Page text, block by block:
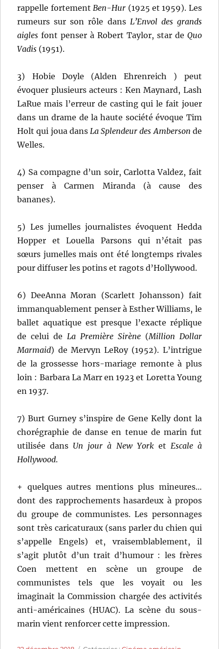
rappelle fortementBen-Hur (1925 et 1959). Les
rumeurs sur son rôle dans L’Envol des grands
aigles font penser à Robert Taylor, star de Quo
Vadis (1951).
3) Hobie Doyle (Alden Ehrenreich ) peut
évoquer plusieurs acteurs : Ken Maynard, Lash
LaRue mais l’erreur de casting qui le fait jouer
dans un drame de la haute société évoque Tim
Holt qui joua dans La Splendeur des Amberson de
Welles.
4) Sa compagne d’un soir, Carlotta Valdez, fait
penser à Carmen Miranda (à cause des
bananes).
5) Les jumelles journalistes évoquent Hedda
Hopper et Louella Parsons qui n’était pas
sœurs jumelles mais ont été longtemps rivales
pour diffuser les potins et ragots d’Hollywood.
6) DeeAnna Moran (Scarlett Johansson) fait
immanquablement penser à Esther Williams, le
ballet aquatique est presque l’exacte réplique
de celui deLa Première Sirène(Million Dollar
Marmaid) de Mervyn LeRoy (1952). L’intrigue
de la grossesse hors-mariage remonte à plus
loin : Barbara La Marr en 1923 et Loretta Young
en 1937.
7) Burt Gurney s’inspire de Gene Kelly dont la
chorégraphie de danse en tenue de marin fut
utilisée dans Un jour à New Yorket Escale à
Hollywood.
+ quelques autres mentions plus mineures…
dont des rapprochements hasardeux à propos
du groupe de communistes. Les personnages
sont très caricaturaux (sans parler du chien qui
s’appelle Engels) et, vraisemblablement, il
s’agit plutôt d’un trait d’humour : les frères
Coen mettent en scène un groupe de
communistes tels que les voyait ou les
imaginait la Commission chargée des activités
anti-américaines (HUAC). La scène du sous-
marin vient renforcer cette impression.